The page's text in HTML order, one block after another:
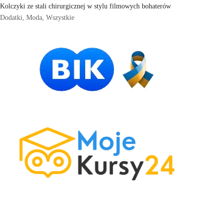
Kolczyki ze stali chirurgicznej w stylu filmowych bohaterów
Dodatki Moda Wszystkie